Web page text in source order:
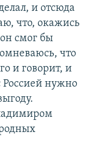
и отсюда
что, окажись
смог бы
что
и говорит, и
Россией нужно